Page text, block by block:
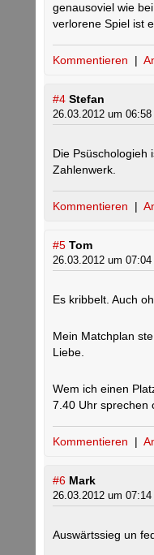
genausoviel wie
verlorene Spiel ist
Kommentieren |
#4 Stefan
26.03.2012 um 06:58
Die Psüschologieh
Zahlenwerk.
Kommentieren |
#5 Tom
26.03.2012 um 07:04
Es kribbelt. Auch
Mein Matchplan
Liebe.
Wem ich einen
7.40 Uhr sprechen
Kommentieren |
#6 Mark
26.03.2012 um 07:14
Auswärtssieg un